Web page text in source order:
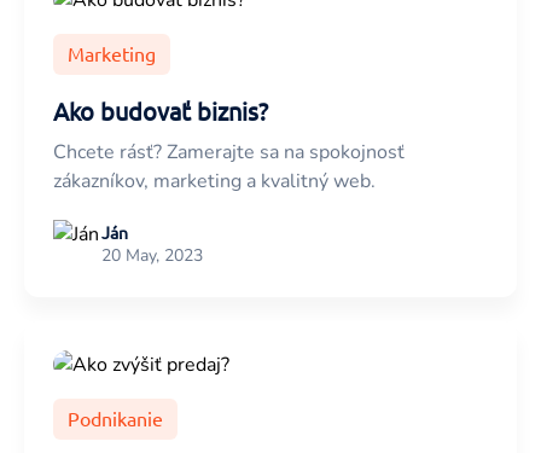
Marketing
Ako budovať biznis?
Chcete rásť? Zamerajte sa na spokojnosť
zákazníkov, marketing a kvalitný web.
Ján
20 May, 2023
Podnikanie